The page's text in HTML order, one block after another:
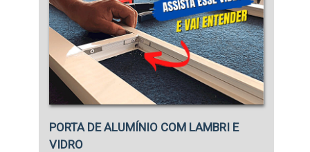
PORTA DE ALUMÍNIO COM LAMBRI E
VIDRO